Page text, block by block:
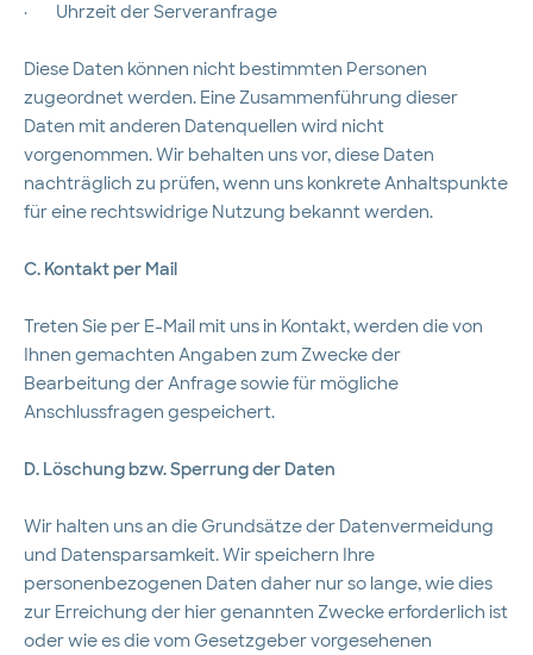
· Uhrzeit der Serveranfrage
Diese Daten können nicht bestimmten Personen
zugeordnet werden. Eine Zusammenführung dieser
Daten mit anderen Datenquellen wird nicht
vorgenommen. Wir behalten uns vor, diese Daten
nachträglich zu prüfen, wenn uns konkrete Anhaltspunkte
für eine rechtswidrige Nutzung bekannt werden.
C. Kontakt per Mail
Treten Sie per E-Mail mit uns in Kontakt, werden die von
Ihnen gemachten Angaben zum Zwecke der
Bearbeitung der Anfrage sowie für mögliche
Anschlussfragen gespeichert.
D. Löschung bzw. Sperrung der Daten
Wir halten uns an die Grundsätze der Datenvermeidung
und Datensparsamkeit. Wir speichern Ihre
personenbezogenen Daten daher nur so lange, wie dies
zur Erreichung der hier genannten Zwecke erforderlich ist
oder wie es die vom Gesetzgeber vorgesehenen